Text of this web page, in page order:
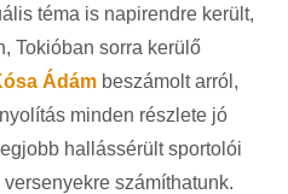
téma is napirendre került,
Tokióban sorra kerülő
Ádám beszámolt arról,
minden részlete jó
hallássérült sportolói
számíthatunk.